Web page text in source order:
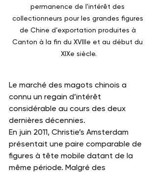
permanence de l'intérêt des
collectionneurs pour les grandes figures
de Chine d’exportation produites à
Canton à la fin du XVIIIe et au début du
XIXe siècle.
Le marché des magots chinois a
connu un regain d’intérêt
considérable au cours des deux
dernières décennies.
En juin 2011, Christie’s Amsterdam
présentait une paire comparable de
figures à tête mobile datant de la
même période. Malgré des